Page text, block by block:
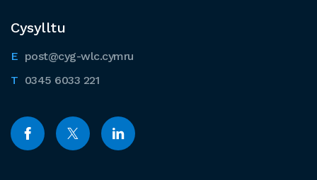
Cysylltu
post@cyg-wlc.cymru
0345 6033 221